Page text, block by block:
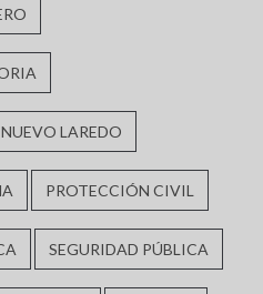
NUEVO LAREDO
PROTECCIÓN CIVIL
SEGURIDAD PÚBLICA